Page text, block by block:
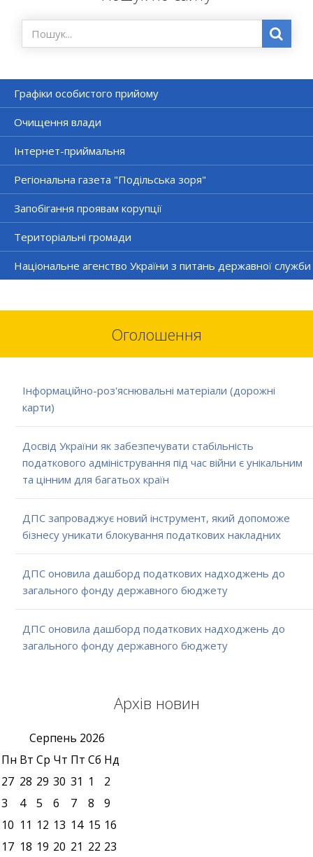
Графіки особистого прийому
Очищення влади
Інтернет-приймальня
Регіональна газета "Подільська зоря"
Запобігання проявам корупції
Територіальні громади
Національне агенство України з питань державної служби
Оголошення
Інформаційно-роз'яснювальні матеріали (дорожні
карти)
Досвід України як забезпечувати стабільність
податкового адміністрування під час війни є унікальним
та цінним для багатьох країн
ДПС запроваджує новий інструмент, який допоможе
бізнесу уникати блокування податкових накладних
ДПС оновила дашборд податкових надходжень до
загального фонду державного бюджету
ДПС оновила дашборд податкових надходжень до
загального фонду державного бюджету
Архів новин
Серпень 2026
Пн Вт Ср Чт Пт Сб Нд
27 28 29 30 31 1
2
3
4 5 6 7 8
9
10 11 12 13 14 15 16
17 18 19 20 21 22 23